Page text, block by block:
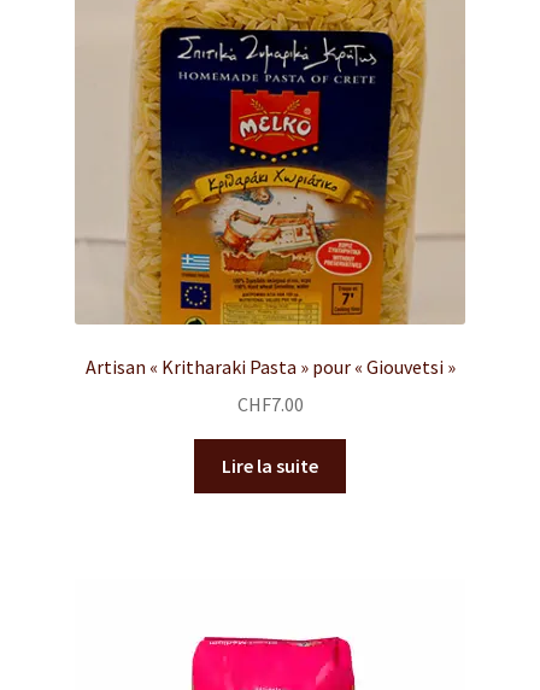
Artisan « Kritharaki Pasta » pour « Giouvetsi »
CHF7.00
Lire la suite